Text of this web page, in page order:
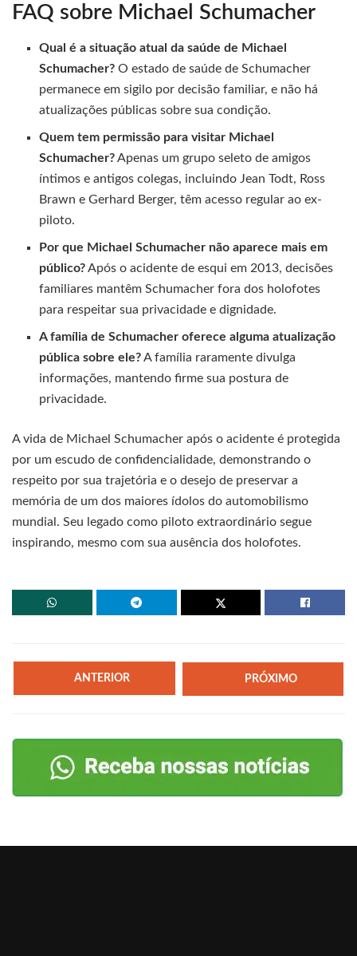
FAQ sobre Michael Schumacher
Qual é a situação atual da saúde de Michael
Schumacher? O estado de saúde de Schumacher
permanece em sigilo por decisão familiar, e não há
atualizações públicas sobre sua condição.
Quem tem permissão para visitar Michael
Schumacher?Apenas um grupo seleto de amigos
íntimos e antigos colegas, incluindo Jean Todt, Ross
Brawn e Gerhard Berger, têm acesso regular ao ex-
piloto.
Por que Michael Schumacher não aparece mais em
público?Após o acidente de esqui em 2013, decisões
familiares mantêm Schumacher fora dos holofotes
para respeitar sua privacidade e dignidade.
A família de Schumacher oferece alguma atualização
pública sobre ele?A família raramente divulga
informações, mantendo firme sua postura de
privacidade.
A vida de Michael Schumacher após o acidente é protegida
por um escudo de confidencialidade, demonstrando o
respeito por sua trajetória e o desejo de preservar a
memória de um dos maiores ídolos do automobilismo
mundial. Seu legado como piloto extraordinário segue
inspirando, mesmo com sua ausência dos holofotes.
ANTERIOR PRÓXIMO